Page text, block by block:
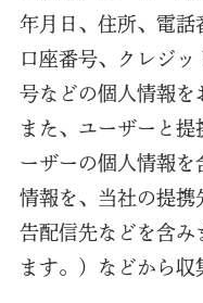
年月日、住所、電話
口座番号、クレジ
号などの個人情報を
また、ユーザーと
ーザーの個人情報を
情報を、当社の提携
告配信先などを含み
ます。）などから収